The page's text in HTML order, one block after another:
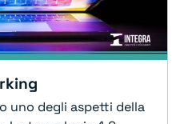
uno degli aspetti della